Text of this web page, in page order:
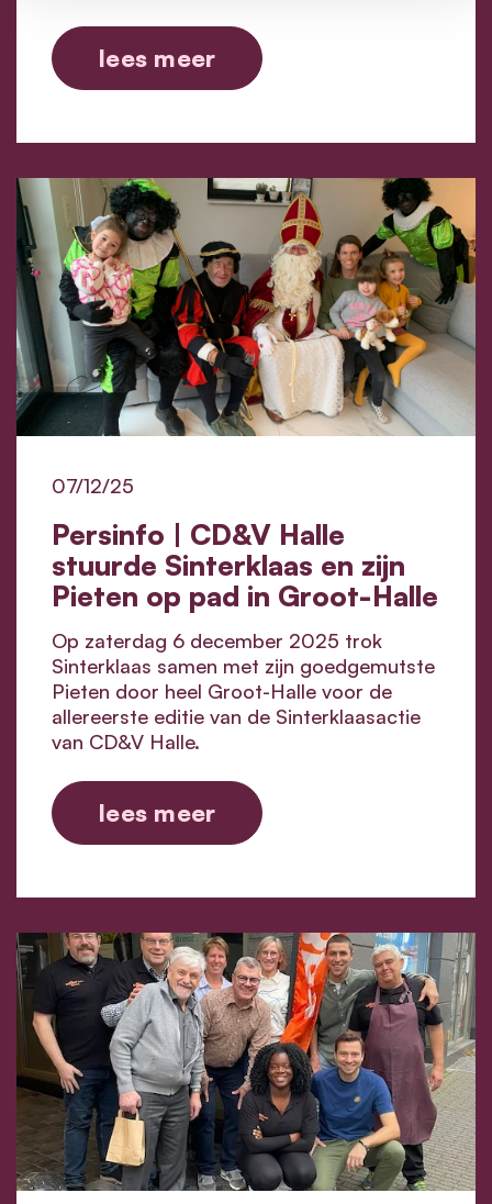
lees meer
Persinfo | CD&V Halle
stuurde Sinterklaas en zijn
Pieten op pad in Groot-Halle
07/12/25
Op zaterdag 6 december 2025 trok
Sinterklaas samen met zijn goedgemutste
Pieten door heel Groot-Halle voor de
allereerste editie van de Sinterklaasactie
van CD&V Halle.
lees meer